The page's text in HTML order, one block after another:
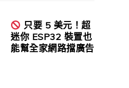
只要 5 美元！超
迷你 ESP32 裝置也
能幫全家網路擋廣告